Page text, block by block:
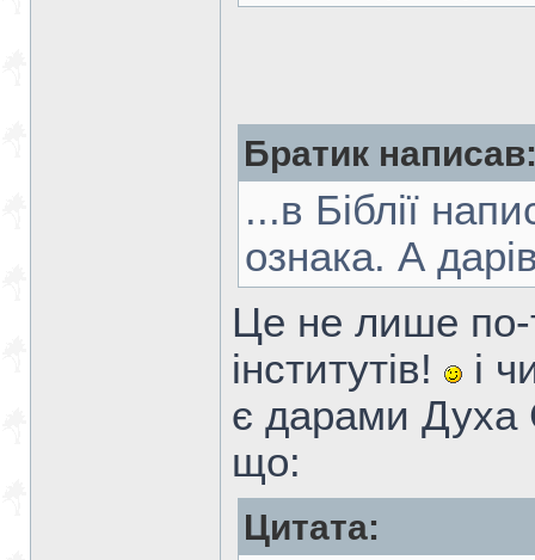
Братик
...в Біблії
ознака. А
Це не лише по-
інститутів!
і
є дарами Духа
що:
Цитата: